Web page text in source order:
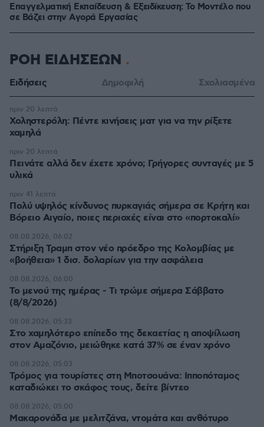
Επαγγελματική Εκπαίδευση & Εξειδίκευση: Το Mοντέλο που
σε Bάζει στην Aγορά Eργασίας
ΡΟΗ ΕΙΔΗΣΕΩΝ
Ειδήσεις Δημοφιλή Σχολιασμένα
Χοληστερόλη: Πέντε κινήσεις ματ για να την ρίξετε
χαμηλά
πριν 20 λεπτά
Πεινάτε αλλά δεν έχετε χρόνο; Γρήγορες συνταγές με 5
υλικά
πριν 20 λεπτά
Πολύ υψηλός κίνδυνος πυρκαγιάς σήμερα σε Κρήτη και
Βόρειο Αιγαίο, ποιες περιοχές είναι στο «πορτοκαλί»
πριν 41 λεπτά
Στήριξη Τραμπ στον νέο πρόεδρο της Κολομβίας με
«βοήθεια» 1 δισ. δολαρίων για την ασφάλεια
08.08.2026, 06:02
Το μενού της ημέρας - Τι τρώμε σήμερα Σάββατο
(8/8/2026)
08.08.2026, 06:00
Στο χαμηλότερο επίπεδο της δεκαετίας η αποψίλωση
στον Αμαζόνιο, μειώθηκε κατά 37% σε έναν χρόνο
08.08.2026, 05:33
Τρόμος για τουρίστες στη Μποτσουάνα: Ιπποπόταμος
καταδιώκει το σκάφος τους, δείτε βίντεο
08.08.2026, 05:03
Μακαρονάδα με μελιτζάνα, ντομάτα και ανθότυρο
08.08.2026, 05:00